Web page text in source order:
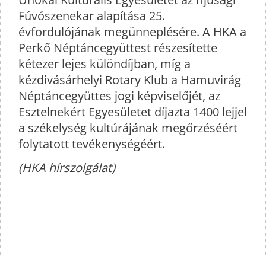
Fúvószenekar alapítása 25.
évfordulójának megünneplésére. A HKA a
Perkő Néptáncegyüttest részesítette
kétezer lejes különdíjban, míg a
kézdivásárhelyi Rotary Klub a Hamuvirág
Néptáncegyüttes jogi képviselőjét, az
Esztelnekért Egyesületet díjazta 1400 lejjel
a székelység kultúrájának megőrzéséért
folytatott tevékenységéért.
(HKA hírszolgálat)